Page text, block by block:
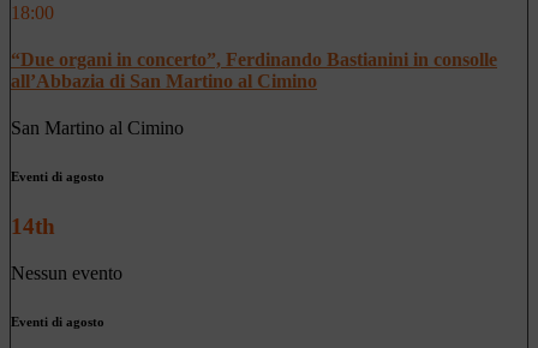
18:00
“Due organi in concerto”, Ferdinando Bastianini in consolle
all’Abbazia di San Martino al Cimino
San Martino al Cimino
Eventi di agosto
14th
Nessun evento
Eventi di agosto